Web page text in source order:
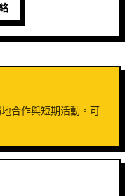
合作與短期活動。可